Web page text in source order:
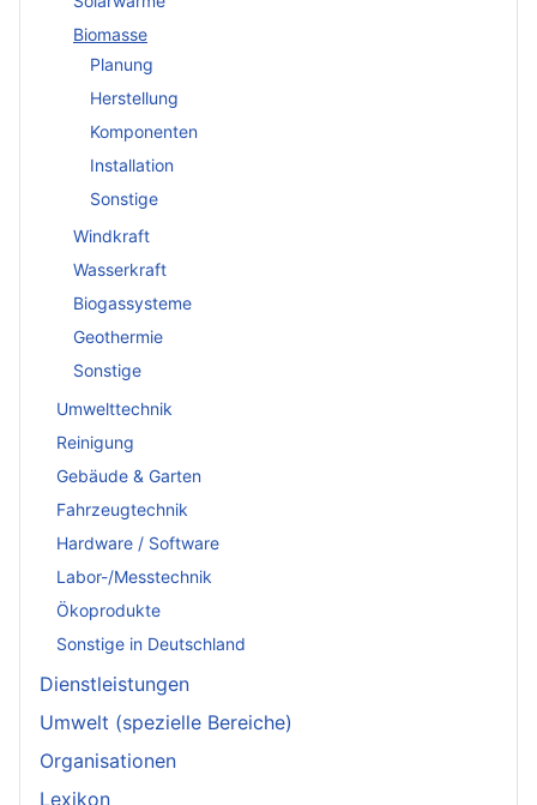
Biomasse
Planung
Herstellung
Komponenten
Installation
Sonstige
Windkraft
Wasserkraft
Biogassysteme
Geothermie
Sonstige
Umwelttechnik
Reinigung
Gebäude & Garten
Fahrzeugtechnik
Hardware / Software
Labor-/Messtechnik
Ökoprodukte
Sonstige in Deutschland
Dienstleistungen
Umwelt (spezielle Bereiche)
Organisationen
Lexikon